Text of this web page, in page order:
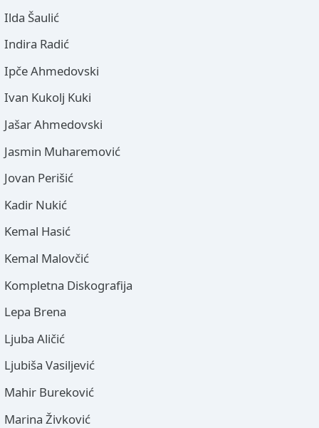
Ilda Šaulić
Indira Radić
Ipče Ahmedovski
Ivan Kukolj Kuki
Jašar Ahmedovski
Jasmin Muharemović
Jovan Perišić
Kadir Nukić
Kemal Hasić
Kemal Malovčić
Kompletna Diskografija
Lepa Brena
Ljuba Aličić
Ljubiša Vasiljević
Mahir Bureković
Marina Živković